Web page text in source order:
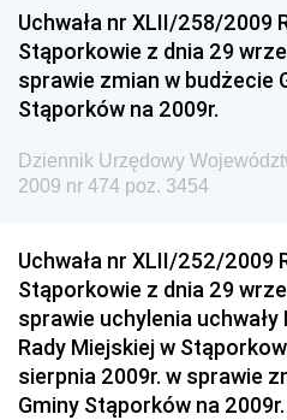
Dziennik Urzędowy
Narodowego i Sportu
Dziennik Urzędowy
Społecznej
Dziennik Urzędowy
Granicznej
Drogowego
Dziennik Urzędowy
Dziennik Urzędowy
Dziennik Urzędowy
Społecznej
Uchwała nr XLII/258/2009
Stąporkowie z dnia 29
sprawie zmian w budżecie
Stąporków na 2009r.
Dziennik Urzędowy
2009 nr 474 poz. 3454
Uchwała nr XLII/252/2009
Stąporkowie z dnia 29
sprawie uchylenia
Rady Miejskiej w
sierpnia 2009r. w sprawie
Gminy Stąporków na 2009r.